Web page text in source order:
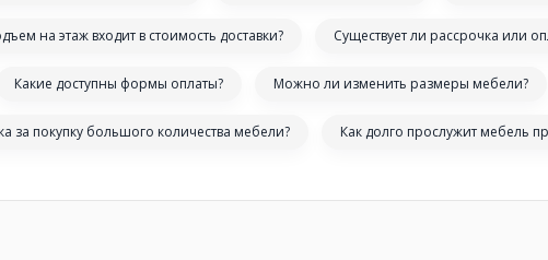
на этаж входит в стоимость доставки? Существует ли рассрочка или
Какие доступны формы оплаты? Можно ли изменить размеры мебели?
за покупку большого количества мебели? Как долго прослужит мебель